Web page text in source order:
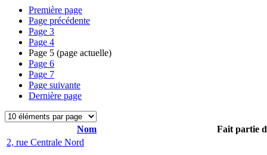
Première page
Page précédente
Page 3
Page 4
Page 5 (page actuelle)
Page 6
Page 7
Page suivante
Dernière page
Nom
Fait partie
2, rue Centrale Nord